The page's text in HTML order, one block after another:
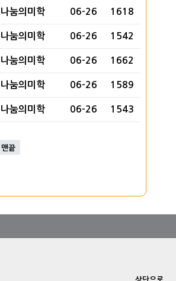
나눔의미학 06-26 1618
나눔의미학 06-26 1542
나눔의미학 06-26 1662
나눔의미학 06-26 1589
나눔의미학 06-26 1543
맨끝